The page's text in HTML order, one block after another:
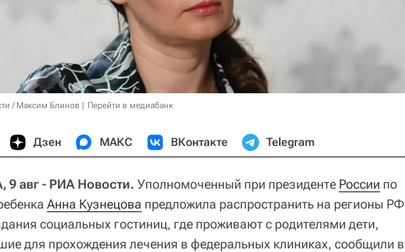
/ Максим Блинов Перейти в медиабанк
Дзен МАКС ВКонтакте Telegram
авг - РИА Новости. Уполномоченный при президенте России по
Анна Кузнецова предложила распространить на регионы РФ
социальных гостиниц, где проживают с родителями дети,
для прохождения лечения в федеральных клиниках, сообщили в